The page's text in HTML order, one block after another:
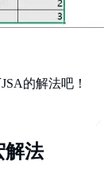
的解法吧！
解法